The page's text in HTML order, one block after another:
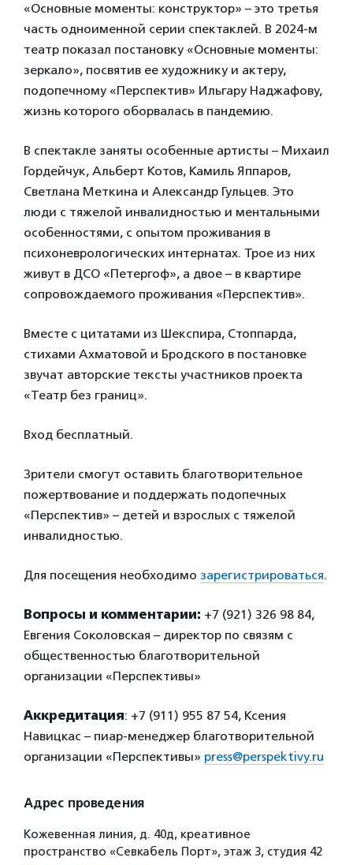
«Основные моменты: конструктор» – это третья
часть одноименной серии спектаклей. В 2024-м
театр показал постановку «Основные моменты:
зеркало», посвятив ее художнику и актеру,
подопечному «Перспектив» Ильгару Наджафову,
жизнь которого оборвалась в пандемию.
В спектакле заняты особенные артисты – Михаил
Гордейчук, Альберт Котов, Камиль Яппаров,
Светлана Меткина и Александр Гульцев. Это
люди с тяжелой инвалидностью и ментальными
особенностями, с опытом проживания в
психоневрологических интернатах. Трое из них
живут в ДСО «Петергоф», а двое – в квартире
сопровождаемого проживания «Перспектив».
Вместе с цитатами из Шекспира, Стоппарда,
стихами Ахматовой и Бродского в постановке
звучат авторские тексты участников проекта
«Театр без границ».
Вход бесплатный.
Зрители смогут оставить благотворительное
пожертвование и поддержать подопечных
«Перспектив» – детей и взрослых с тяжелой
инвалидностью.
Для посещения необходимо зарегистрироваться.
Вопросы и комментарии: +7 (921) 326 98 84,
Евгения Соколовская – директор по связям с
общественностью благотворительной
организации «Перспективы»
Аккредитация: +7 (911) 955 87 54, Ксения
Навицкас – пиар-менеджер благотворительной
организации «Перспективы» press@perspektivy.ru
Адрес проведения
Кожевенная линия, д. 40д, креативное
пространство «Севкабель Порт», этаж 3, студия 42